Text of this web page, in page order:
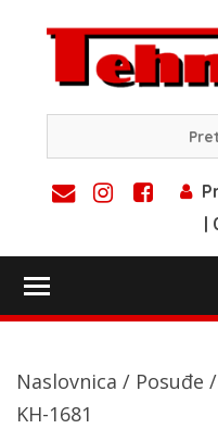
content
|
Naslovnica / Posuđe
KH-1681